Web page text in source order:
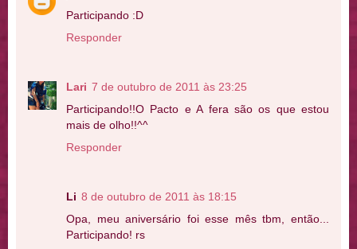
Participando :D
Responder
Lari 7 de outubro de 2011 às 23:25
Participando!!O Pacto e A fera são os que estou
mais de olho!!^^
Responder
Li 8 de outubro de 2011 às 18:15
Opa, meu aniversário foi esse mês tbm, então...
Participando! rs